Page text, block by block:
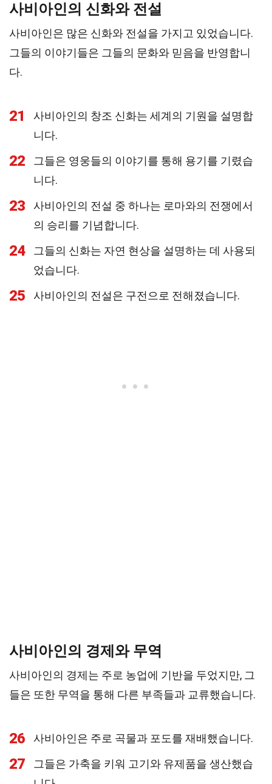
사비아인의 신화와 전설
사비아인은 많은 신화와 전설을 가지고 있었습니다.
그들의 이야기들은 그들의 문화와 믿음을 반영합니
다.
21
사비아인의 창조 신화는 세계의 기원을 설명합
니다.
22
그들은 영웅들의 이야기를 통해 용기를 기렸습
니다.
23
사비아인의 전설 중 하나는 로마와의 전쟁에서
의 승리를 기념합니다.
24
그들의 신화는 자연 현상을 설명하는 데 사용되
었습니다.
25 사비아인의 전설은 구전으로 전해졌습니다.
사비아인의 경제와 무역
사비아인의 경제는 주로 농업에 기반을 두었지만, 그
들은 또한 무역을 통해 다른 부족들과 교류했습니다.
26 사비아인은 주로 곡물과 포도를 재배했습니다.
27
그들은 가축을 키워 고기와 유제품을 생산했습